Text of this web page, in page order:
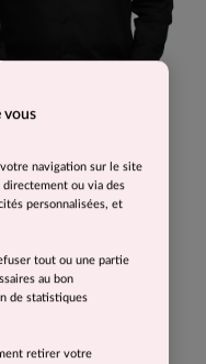
vous
navigation sur le site
ou via des
personnalisées, et
tout ou une partie
au bon
de statistiques
retirer votre